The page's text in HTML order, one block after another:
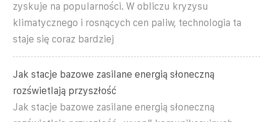
zyskuje na popularności. W obliczu kryzysu
klimatycznego i rosnących cen paliw, technologia ta
staje się coraz bardziej
Jak stacje bazowe zasilane energią słoneczną
rozświetlają przyszłość
Jak stacje bazowe zasilane energią słoneczną